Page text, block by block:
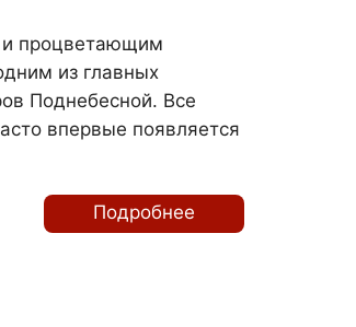
процветающим
из главных
Поднебесной. Все
впервые появляется
Подробнее